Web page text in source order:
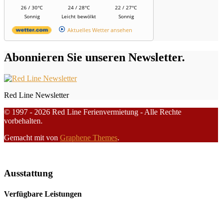
26 / 30°C
Sonnig
24 / 28°C
Leicht bewölkt
22 / 27°C
Sonnig
Aktuelles Wetter ansehen
Abonnieren Sie unseren Newsletter.
Red Line Newsletter
© 1997 - 2026 Red Line Ferienvermietung - Alle Rechte
vorbehalten.
Gemacht mit von Graphene Themes.
Ausstattung
Verfügbare Leistungen